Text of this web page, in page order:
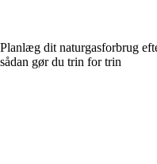
Planlæg dit naturgasforbrug
sådan gør du trin for trin